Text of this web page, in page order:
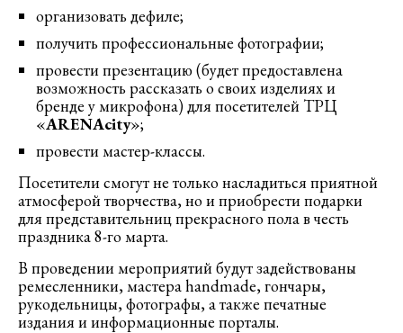
организовать дефиле;
получить профессиональные фотографии;
провести презентацию (будет предоставлена
возможность рассказать о своих изделиях и
бренде у микрофона) для посетителей ТРЦ
«ARENAcity»;
провести мастер-классы.
Посетители смогут не только насладиться приятной
атмосферой творчества, но и приобрести подарки
для представительниц прекрасного пола в честь
праздника 8-го марта.
В проведении мероприятий будут задействованы
ремесленники, мастера handmade, гончары,
рукодельницы, фотографы, а также печатные
издания и информационные порталы.